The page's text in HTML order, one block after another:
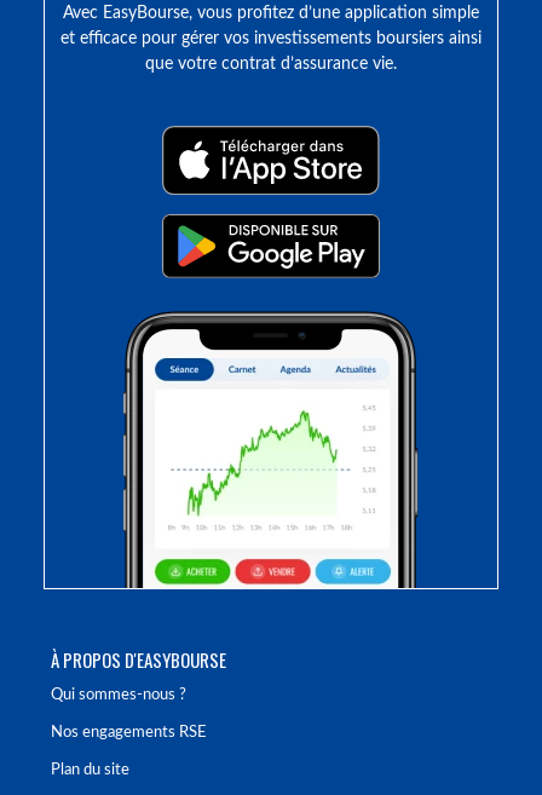
À PROPOS D'EASYBOURSE
Qui sommes-nous ?
Nos engagements RSE
Plan du site
Avec EasyBourse, vous profitez d’une application simple
et efficace pour gérer vos investissements boursiers ainsi
que votre contrat d’assurance vie.